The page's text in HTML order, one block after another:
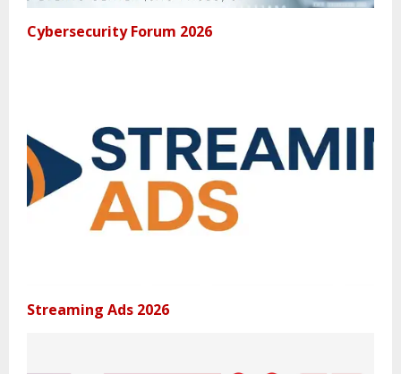
Cybersecurity Forum 2026
Streaming Ads 2026